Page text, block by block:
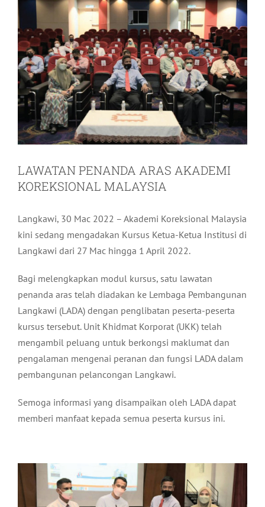
LAWATAN PENANDA ARAS AKADEMI
KOREKSIONAL MALAYSIA
Langkawi, 30 Mac 2022 – Akademi Koreksional Malaysia
kini sedang mengadakan Kursus Ketua-Ketua Institusi di
Langkawi dari 27 Mac hingga 1 April 2022.
Bagi melengkapkan modul kursus, satu lawatan
penanda aras telah diadakan ke Lembaga Pembangunan
Langkawi (LADA) dengan penglibatan peserta-peserta
kursus tersebut. Unit Khidmat Korporat (UKK) telah
mengambil peluang untuk berkongsi maklumat dan
pengalaman mengenai peranan dan fungsi LADA dalam
pembangunan pelancongan Langkawi.
Semoga informasi yang disampaikan oleh LADA dapat
memberi manfaat kepada semua peserta kursus ini.